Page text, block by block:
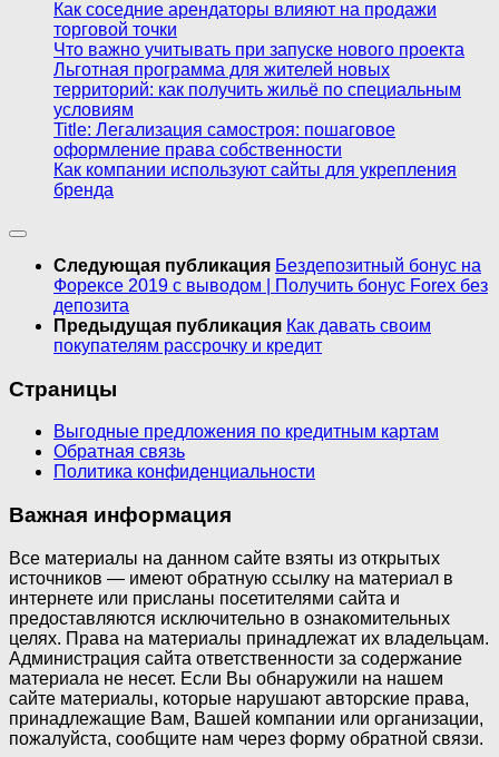
Как соседние арендаторы влияют на продажи
торговой точки
Что важно учитывать при запуске нового проекта
Льготная программа для жителей новых
территорий: как получить жильё по специальным
условиям
Title: Легализация самостроя: пошаговое
оформление права собственности
Как компании используют сайты для укрепления
бренда
Следующая публикация Бездепозитный бонус на
Форексе 2019 с выводом | Получить бонус Forex без
депозита
Предыдущая публикация Как давать своим
покупателям рассрочку и кредит
Страницы
Выгодные предложения по кредитным картам
Обратная связь
Политика конфиденциальности
Важная информация
Все материалы на данном сайте взяты из открытых
источников — имеют обратную ссылку на материал в
интернете или присланы посетителями сайта и
предоставляются исключительно в ознакомительных
целях. Права на материалы принадлежат их владельцам.
Администрация сайта ответственности за содержание
материала не несет. Если Вы обнаружили на нашем
сайте материалы, которые нарушают авторские права,
принадлежащие Вам, Вашей компании или организации,
пожалуйста, сообщите нам через форму обратной связи.